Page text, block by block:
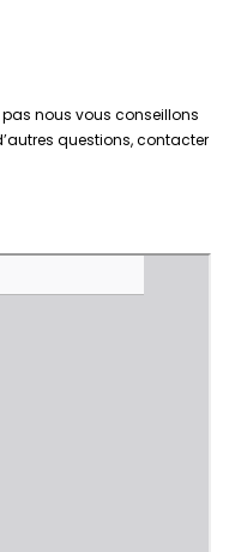
pas nous vous conseillons
questions, contacter